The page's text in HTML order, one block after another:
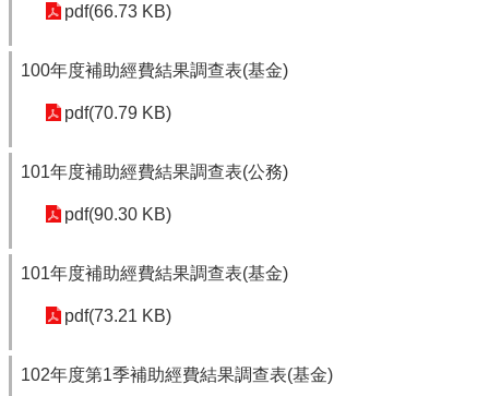
pdf(66.73 KB)
100年度補助經費結果調查表(基金)
pdf(70.79 KB)
101年度補助經費結果調查表(公務)
pdf(90.30 KB)
101年度補助經費結果調查表(基金)
pdf(73.21 KB)
102年度第1季補助經費結果調查表(基金)